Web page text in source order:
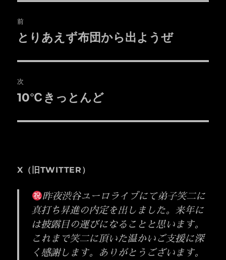
稿
ビ
ゲ
ー
前
前
投
稿:
とりあえず布団から出ようぜ
次
次
投
10℃きっとんど
X（旧TWITTER）
昨夜渋谷ユーロライブにて弟子笑二に
真打ち昇進の内定を出しました。来年に
は披露目の運びになることと思います。
これまで笑二に頂いた温かいご支援に深
く感謝します。ありがとうございます。